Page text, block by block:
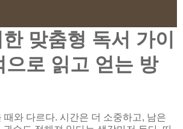
맞춤형 독서 가이
으로 읽고 얻는 방
때와 다르다. 시간은 더 소중하고, 남은